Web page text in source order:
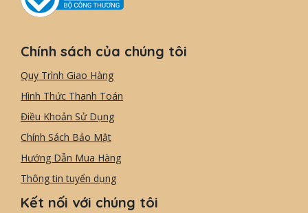
Chính sách của chúng tôi
Quy Trình Giao Hàng
Hình Thức Thanh Toán
Điều Khoản Sử Dụng
Chính Sách Bảo Mật
Hướng Dẫn Mua Hàng
Thông tin tuyển dụng
Kết nối với chúng tôi